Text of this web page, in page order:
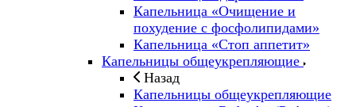
Капельница «Очищение и
похудение с фосфолипидами»
Капельница «Стоп аппетит»
Капельницы общеукрепляющие
Назад
Капельницы общеукрепляющие